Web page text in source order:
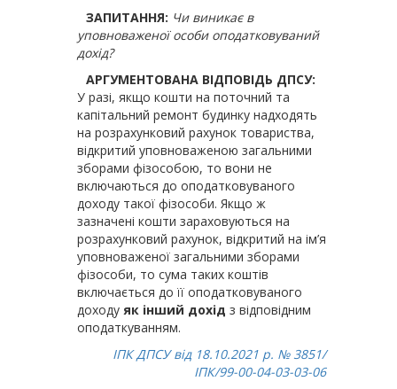
ЗАПИТАННЯ: Чи виникає в
уповноваженої особи оподатковуваний
дохід?
АРГУМЕНТОВАНА ВІДПОВІДЬ ДПСУ:
У разі, якщо кошти на поточний та
капітальний ремонт будинку надходять
на розрахунковий рахунок товариства,
відкритий уповноваженою загальними
зборами фізособою, то вони не
включаються до оподатковуваного
доходу такої фізособи. Якщо ж
зазначені кошти зараховуються на
розрахунковий рахунок, відкритий на ім’я
уповноваженої загальними зборами
фізособи, то сума таких коштів
включається до її оподатковуваного
доходу як інший дохід з відповідним
оподаткуванням.
ІПК ДПСУ від 18.10.2021 р. № 3851/
ІПК/99-00-04-03-03-06